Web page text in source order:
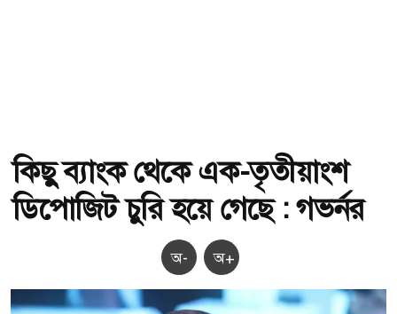
কিছু ব্যাংক থেকে এক-তৃতীয়াংশ
ডিপোজিট চুরি হয়ে গেছে : গভর্নর
অ- অ+